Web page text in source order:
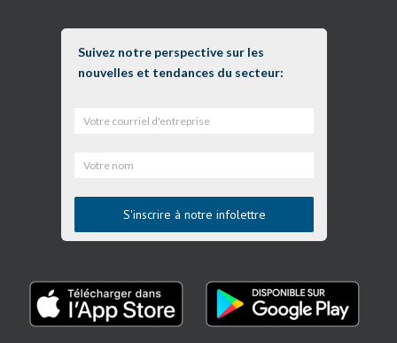
Suivez notre perspective sur les
nouvelles et tendances du secteur: